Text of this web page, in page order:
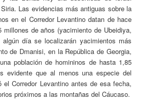
Las evidencias más antiguas sobre la
en el Corredor Levantino datan de hace
millones de años (yacimiento de Ubeidiya,
día se localizarán yacimientos más
de Dmanisi, en la República de Georgia,
población de homininos de hasta 1,85
evidente que al menos una especie del
el Corredor Levantino antes de esa fecha,
próximos a las montañas del Cáucaso.